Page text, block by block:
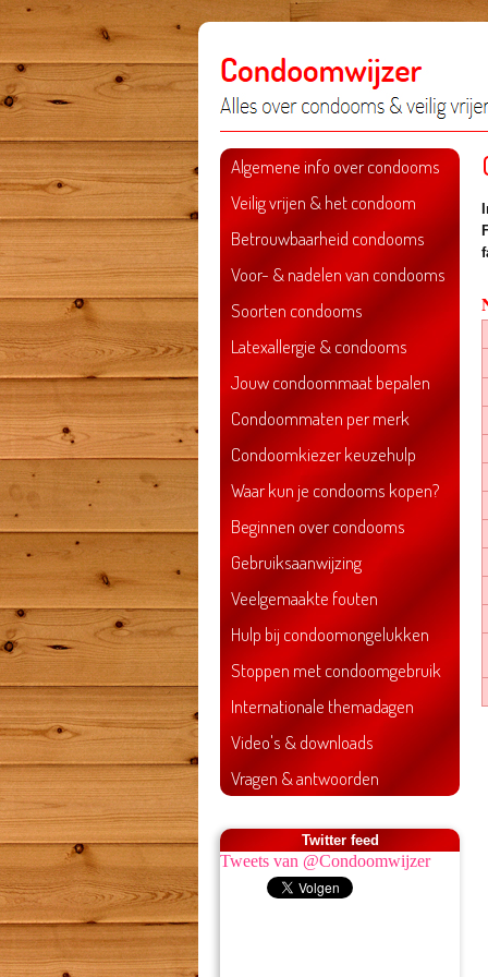
Algemene info over condooms
Veilig vrijen & het condoom
Betrouwbaarheid condooms
Voor- & nadelen van condooms
Soorten condooms
Latexallergie & condooms
Jouw condoommaat bepalen
Condoommaten per merk
Condoomkiezer keuzehulp
Waar kun je condooms kopen?
Beginnen over condooms
Gebruiksaanwijzing
Veelgemaakte fouten
Hulp bij condoomongelukken
Stoppen met condoomgebruik
Internationale themadagen
Video's & downloads
Vragen & antwoorden
Twitter feed
Tweets van @Condoomwijzer